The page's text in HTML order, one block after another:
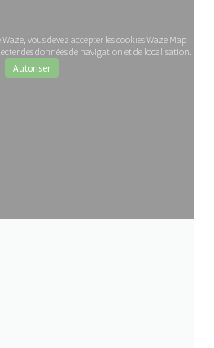
vous devez accepter les cookies Waze Map
des données de navigation et de localisation.
Autoriser